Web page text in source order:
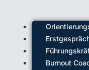
Burnout